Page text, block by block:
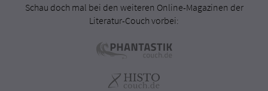
Schau doch mal bei den weiteren Online-Magazinen der
Literatur-Couch vorbei: